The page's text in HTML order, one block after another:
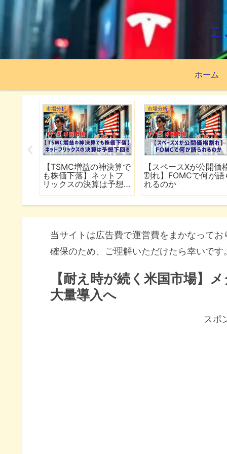
ホーム
市場分析
【TSMC増益の神決算で
も株価下落】ネットフ
リックスの決算は予想
市場分析
【スペースXが公開価
割れ】FOMCで何が語
れるのか
当サイトは広告費で運営費をまかなって
確保のため、ご理解いただけたら幸いです
【耐え時が続く米国市場】
大量導入へ
スポ